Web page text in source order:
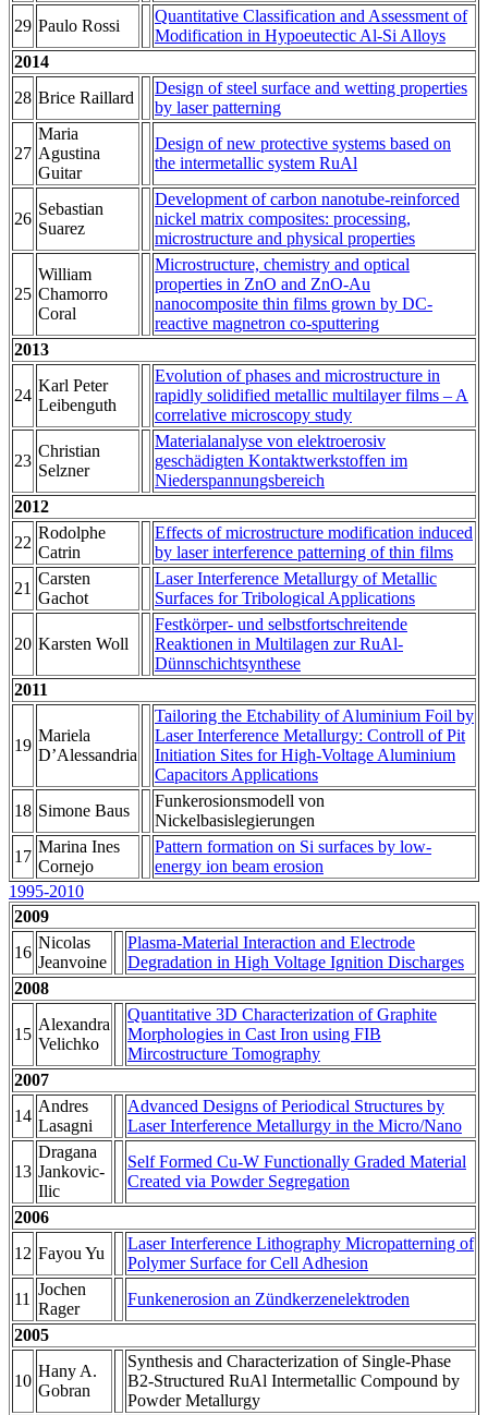
29 Paulo Rossi
Quantitative Classification and Assessment of
Modification in Hypoeutectic Al-Si Alloys
2014
28 Brice Raillard
Design of steel surface and wetting properties
by laser patterning
27
Maria
Agustina
Guitar
Design of new protective systems based on
the intermetallic system RuAl
26
Sebastian
Suarez
Development of carbon nanotube-reinforced
nickel matrix composites: processing,
microstructure and physical properties
25
William
Chamorro
Coral
Microstructure, chemistry and optical
properties in ZnO and ZnO-Au
nanocomposite thin films grown by DC-
reactive magnetron co-sputtering
2013
24
Karl Peter
Leibenguth
Evolution of phases and microstructure in
rapidly solidified metallic multilayer films – A
correlative microscopy study
23
Christian
Selzner
Materialanalyse von elektroerosiv
geschädigten Kontaktwerkstoffen im
Niederspannungsbereich
2012
22
Rodolphe
Catrin
Effects of microstructure modification induced
by laser interference patterning of thin films
21
Carsten
Gachot
Laser Interference Metallurgy of Metallic
Surfaces for Tribological Applications
20 Karsten Woll
Festkörper- und selbstfortschreitende
Reaktionen in Multilagen zur RuAl-
Dünnschichtsynthese
2011
19
Mariela
D’Alessandria
Tailoring the Etchability of Aluminium Foil by
Laser Interference Metallurgy: Controll of Pit
Initiation Sites for High-Voltage Aluminium
Capacitors Applications
18 Simone Baus
Funkerosionsmodell von
Nickelbasislegierungen
17
Marina Ines
Cornejo
Pattern formation on Si surfaces by low-
energy ion beam erosion
1995-2010
2009
16
Nicolas
Jeanvoine
Plasma-Material Interaction and Electrode
Degradation in High Voltage Ignition Discharges
2008
15
Alexandra
Velichko
Quantitative 3D Characterization of Graphite
Morphologies in Cast Iron using FIB
Mircostructure Tomography
2007
14
Andres
Lasagni
Advanced Designs of Periodical Structures by
Laser Interference Metallurgy in the Micro/Nano
13
Dragana
Jankovic-
Ilic
Self Formed Cu-W Functionally Graded Material
Created via Powder Segregation
2006
12 Fayou Yu
Laser Interference Lithography Micropatterning of
Polymer Surface for Cell Adhesion
11
Jochen
Rager
Funkenerosion an Zündkerzenelektroden
2005
10
Hany A.
Gobran
Synthesis and Characterization of Single-Phase
B2-Structured RuAl Intermetallic Compound by
Powder Metallurgy